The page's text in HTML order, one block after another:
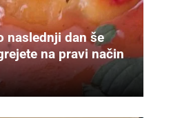
naslednji dan še
na pravi način